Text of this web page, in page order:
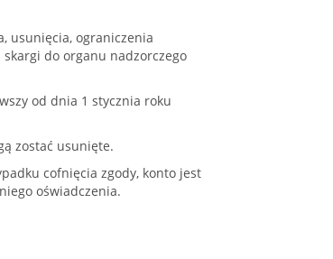
usunięcia, ograniczenia
do organu nadzorczego
od dnia 1 stycznia roku
zostać usunięte.
cofnięcia zgody, konto jest
oświadczenia.